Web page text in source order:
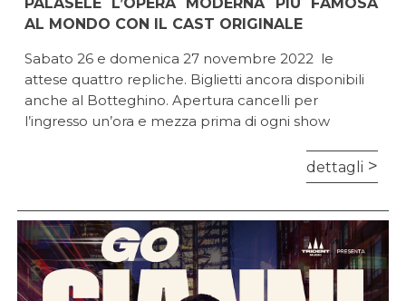
AL MONDO CON IL CAST ORIGINALE
Sabato 26 e domenica 27 novembre 2022 le
attese quattro repliche. Biglietti ancora disponibili
anche al Botteghino. Apertura cancelli per
l’ingresso un’ora e mezza prima di ogni show
dettagli